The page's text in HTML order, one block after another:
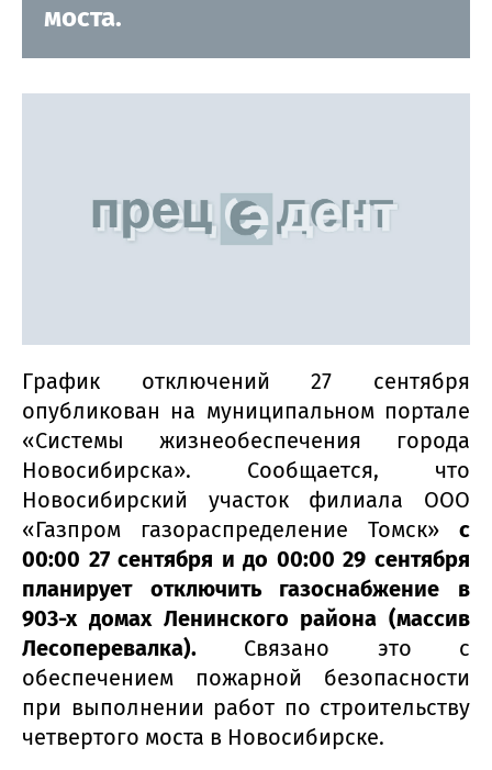
моста.
График отключений 27 сентября
опубликован на муниципальном портале
«Системы жизнеобеспечения города
Новосибирска». Сообщается, что
Новосибирский участок филиала ООО
«Газпром газораспределение Томск» с
00:00 27 сентября и до 00:00 29 сентября
планирует отключить газоснабжение в
903-х домах Ленинского района (массив
Лесоперевалка). Связано это с
обеспечением пожарной безопасности
при выполнении работ по строительству
четвертого моста в Новосибирске.